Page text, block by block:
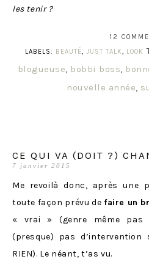
les tenir ?
12
LABELS: BEAUTÉ, JUST TALK, LOOK
blogueuse, bobbi boss,
nouvelle année,
CE QUI VA (DOIT ?)
7 janvier 2015
Me revoilà donc, après une
toute façon prévu de faire un
« vrai » (genre même pas
(presque) pas d’intervention
RIEN). Le néant, t’as vu.